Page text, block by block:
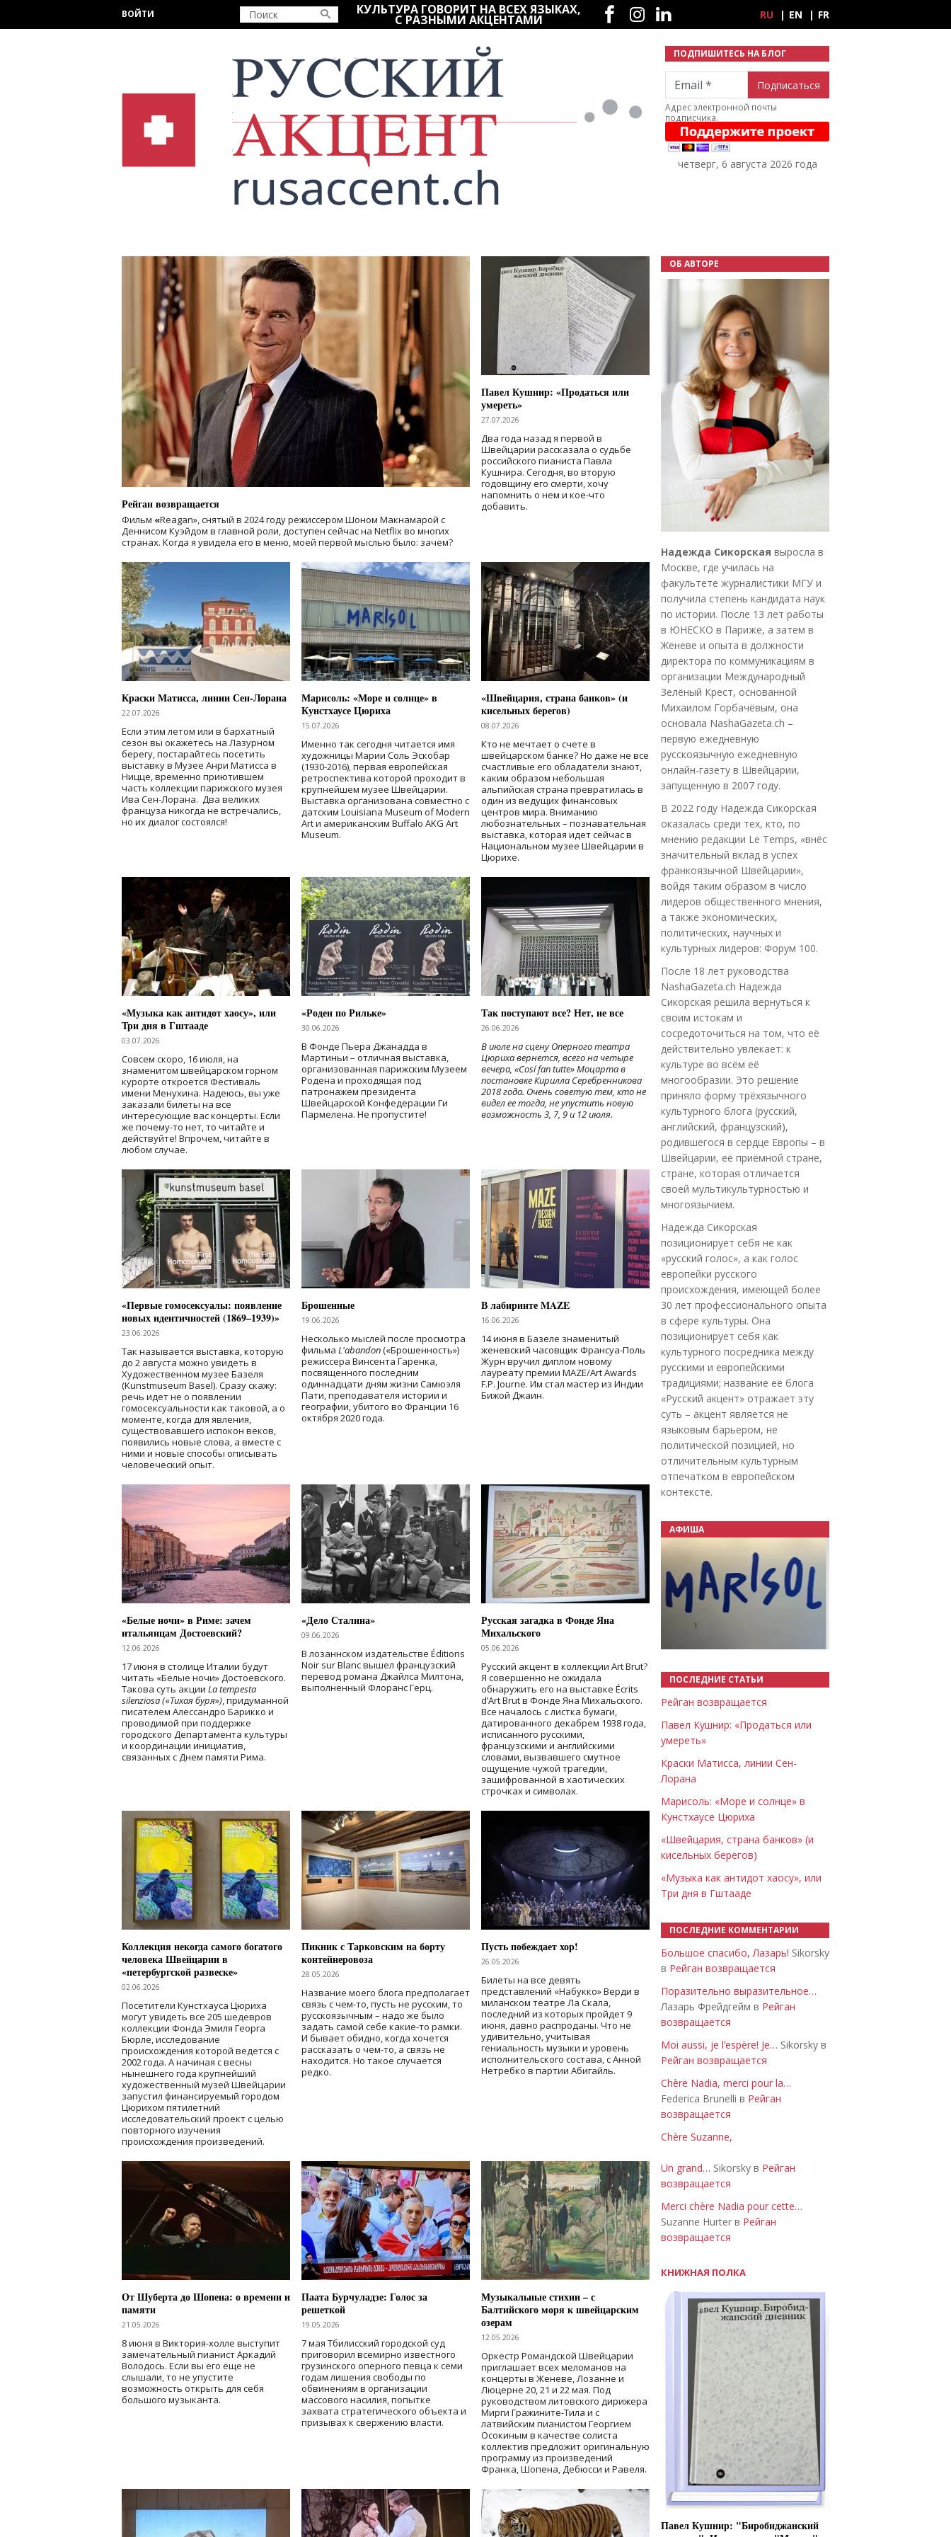
ВОЙТИ КУЛЬТУРА ГОВОРИТ НА ВСЕХ ЯЗЫКАХ,
С РАЗНЫМИ АКЦЕНТАМИ
Социальные сети
RU EN FR
ПОДПИШИТЕСЬ НА БЛОГ
Email
Адрес электронной почты
подписчика.
четверг, 6 августа 2026 года
Рейган возвращается
Фильм «Reagan», снятый в 2024 годурежиссером Шоном Макнамарой с
Деннисом Куэйдом в главной роли, доступен сейчас на Netflix во многих
странах. Когда я увидела его в меню, моей первой мыслью было: зачем?
Павел Кушнир: «Продаться или
умереть»
27.07.2026
Два года назад я первой в
Швейцарии рассказала о судьбе
российского пианиста Павла
Кушнира. Сегодня, во вторую
годовщину его смерти, хочу
напомнить о нем и кое-что
добавить.
Краски Матисса, линии Сен-Лорана
22.07.2026
Если этим летом или в бархатный
сезон вы окажетесь на Лазурном
берегу, постарайтесь посетить
выставку в Музее Анри Матисса в
Ницце, временно приютившем
часть коллекции парижского музея
Ива Сен-Лорана. Два великих
француза никогда не встречались,
но их диалог состоялся!
Марисоль: «Море и солнце» в
Кунстхаусе Цюриха
15.07.2026
Именно так сегодня читается имя
художницы Марии Соль Эскобар
(1930-2016), первая европейская
ретроспектива которой проходит в
крупнейшем музее Швейцарии.
Выставка организована совместно с
датским Louisiana Museum of Modern
Art и американским Buffalo AKG Art
Museum.
«Швейцария, страна банков» (и
кисельных берегов)
08.07.2026
Кто не мечтает о счете в
швейцарском банке? Но даже не все
счастливые его обладатели знают,
каким образом небольшая
альпийская страна превратилась в
один из ведущих финансовых
центров мира. Вниманию
любознательных – познавательная
выставка, которая идет сейчас в
Национальном музее Швейцарии в
Цюрихе.
«Музыка как антидот хаосу», или
Три дня в Гштааде
03.07.2026
Совсем скоро, 16 июля, на
знаменитом швейцарском горном
курорте откроется Фестиваль
имени Менухина. Надеюсь, вы уже
заказали билеты на все
интересующие вас концерты. Если
же почему-то нет, то читайте и
действуйте! Впрочем, читайте в
любом случае.
«Роден по Рильке»
30.06.2026
В Фонде Пьера Джанадда в
Мартиньи – отличная выставка,
организованная парижским Музеем
Родена и проходящая под
патронажем президента
Швейцарской Конфедерации Ги
Пармелена. Не пропустите!
Так поступают все? Нет, не все
26.06.2026
В июле на сцену Оперного театра
Цюриха вернется, всего на четыре
вечера, «Cosí fan tutte» Моцарта в
постановке Кирилла Серебренникова
2018 года. Очень советую тем, кто не
видел ее тогда, не упустить новую
возможность 3, 7, 9 и 12 июля.
«Первые гомосексуалы: появление
новых идентичностей (1869–1939)»
23.06.2026
Так называется выставка, которую
до 2 августа можно увидеть в
Художественном музее Базеля
(Kunstmuseum Basel). Сразу скажу:
речь идет не о появлении
гомосексуальности как таковой, а о
моменте, когда для явления,
существовавшего испокон веков,
появились новые слова, а вместе с
ними и новые способы описывать
человеческий опыт.
Брошенные
19.06.2026
Несколько мыслей после просмотра
фильма L'abandon(«Брошенность»)
режиссера Винсента Гаренка,
посвященного последним
одиннадцати дням жизни Самюэля
Пати, преподавателя истории и
географии, убитого во Франции 16
октября 2020 года.
В лабиринте MAZE
16.06.2026
14 июня в Базеле знаменитый
женевский часовщик Франсуа-Поль
Журн вручил диплом новому
лауреату премии MAZE/Art Awards
F.P. Journe. Им стал мастер из Индии
Бижой Джаин.
«Белые ночи» в Риме: зачем
итальянцам Достоевский?
12.06.2026
17 июня в столице Италии будут
читать «Белые ночи» Достоевского.
Такова суть акции La tempesta
silenziosa («Тихая буря»), придуманной
писателем Алессандро Барикко и
проводимой при поддержке
городского Департамента культуры
и координации инициатив,
связанных с Днем памяти Рима.
«Дело Сталина»
09.06.2026
В лозаннском издательстве Éditions
Noir sur Blanc вышел французский
перевод романа Джайлса Милтона,
выполненный Флоранс Герц.
Русская загадка в Фонде Яна
Михальского
05.06.2026
Русский акцент в коллекции Art Brut?
Я совершенно не ожидала
обнаружить его на выставке Écrits
d’Art Brut в Фонде Яна Михальского.
Все началось с листка бумаги,
датированного декабрем 1938 года,
исписанного русскими,
французскими и английскими
словами, вызвавшего смутное
ощущение чужой трагедии,
зашифрованной в хаотических
строчках и символах.
Коллекция некогда самого богатого
человека Швейцарии в
«петербургской развеске»
02.06.2026
Посетители Кунстхауса Цюриха
могут увидеть все 205 шедевров
коллекции Фонда Эмиля Георга
Бюрле, исследование
происхождения которой ведется с
2002 года. А начиная с весны
нынешнего года крупнейший
художественный музей Швейцарии
запустил финансируемый городом
Цюрихом пятилетний
исследовательский проект с целью
повторного изучения
происхождения произведений.
Пикник с Тарковским на борту
контейнеровоза
28.05.2026
Название моего блога предполагает
связь с чем-то, пусть не русским, то
русскоязычным – надо же было
задать самой себе какие-то рамки.
И бывает обидно, когда хочется
рассказать о чем-то, а связь не
находится. Но такое случается
редко.
Пусть побеждает хор!
26.05.2026
Билеты на все девять
представлений «Набукко» Верди в
миланском театре Ла Скала,
последний из которых пройдет 9
июня, давно распроданы. Что не
удивительно, учитывая
гениальность музыки и уровень
исполнительского состава, с Анной
Нетребко в партии Абигайль.
От Шуберта до Шопена: о времени и
памяти
21.05.2026
8 июня в Виктория-холле выступит
замечательный пианист Аркадий
Володось. Если вы его еще не
слышали, то не упустите
возможность открыть для себя
большого музыканта.
Паата Бурчуладзе: Голос за
решеткой
19.05.2026
7 мая Тбилисский городской суд
приговорил всемирно известного
грузинского оперного певца к семи
годам лишения свободы по
обвинениям в организации
массового насилия, попытке
захвата стратегического объекта и
призывах к свержению власти.
Музыкальные стихии – с
Балтийского моря к швейцарским
озерам
12.05.2026
Оркестр Романдской Швейцарии
приглашает всех меломанов на
концерты в Женеве, Лозанне и
Люцерне 20, 21 и 22 мая. Под
руководством литовского дирижера
Мирги Гражините-Тила и с
латвийским пианистом Георгием
Осокиным в качестве солиста
коллектив предложит оригинальную
программу из произведений
Франка, Шопена, Дебюсси и Равеля.
ОБ АВТОРЕ
Надежда Сикорская выросла в
Москве, где училась на
факультете журналистики МГУ и
получила степень кандидата наук
по истории. После 13 лет работы
в ЮНЕСКО в Париже, а затем в
Женеве и опыта в должности
директора по коммуникациям в
организации Международный
Зелёный Крест, основанной
Михаилом Горбачёвым, она
основала NashaGazeta.ch –
первую ежедневную
русскоязычную ежедневную
онлайн-газету в Швейцарии,
запущенную в 2007 году.
В 2022 году Надежда Сикорская
оказалась среди тех, кто, по
мнению редакции Le Temps, «внёс
значительный вклад в успех
франкоязычной Швейцарии»,
войдя таким образом в число
лидеров общественного мнения,
а также экономических,
политических, научных и
культурных лидеров: Форум 100.
После 18 лет руководства
NashaGazeta.ch Надежда
Сикорская решила вернуться к
своим истокам и
сосредоточиться на том, что её
действительно увлекает: к
культуре во всём её
многообразии. Это решение
приняло форму трёхязычного
культурного блога (русский,
английский, французский),
родившегося в сердце Европы – в
Швейцарии, её приёмной стране,
стране, которая отличается
своей мультикультурностью и
многоязычием.
Надежда Сикорская
позиционирует себя не как
«русский голос», а как голос
европейки русского
происхождения, имеющей более
30 лет профессионального опыта
в сфере культуры. Она
позиционирует себя как
культурного посредника между
русскими и европейскими
традициями; название её блога
«Русский акцент» отражает эту
суть – акцент является не
языковым барьером, не
политической позицией, но
отличительным культурным
отпечатком в европейском
контексте.
АФИША
ПОСЛЕДНИЕ СТАТЬИ
Рейган возвращается
Павел Кушнир: «Продаться или
умереть»
Краски Матисса, линии Сен-
Лорана
Марисоль: «Море и солнце» в
Кунстхаусе Цюриха
«Швейцария, страна банков» (и
кисельных берегов)
«Музыка как антидот хаосу», или
Три дня в Гштааде
ПОСЛЕДНИЕ КОММЕНТАРИИ
Большое спасибо, Лазарь! Sikorsky
в Рейган возвращается
Поразительно выразительное…
Лазарь Фрейдгейм в Рейган
возвращается
Moi aussi, je l’espère! Je… Sikorsky в
Рейган возвращается
Chère Nadia, merci pour la…
Federica Brunelli в Рейган
возвращается
Chère Suzanne,
Un grand… Sikorsky в Рейган
возвращается
Merci chère Nadia pour cette…
Suzanne Hurter в Рейган
возвращается
КНИЖНАЯ ПОЛКА
Павел Кушнир: "Биробиджанский